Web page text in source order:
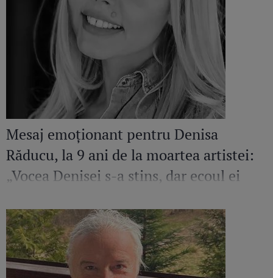
Mesaj emoționant pentru Denisa
Răducu, la 9 ani de la moartea artistei:
„Vocea Denisei s-a stins, dar ecoul ei